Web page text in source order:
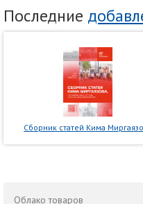
Последние
Сборник статей Кима
Облакотоваров